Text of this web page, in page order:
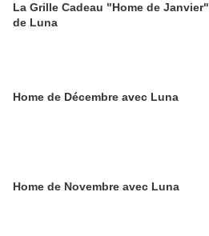
La Grille Cadeau "Home de Janvier"
de Luna
Home de Décembre avec Luna
Home de Novembre avec Luna